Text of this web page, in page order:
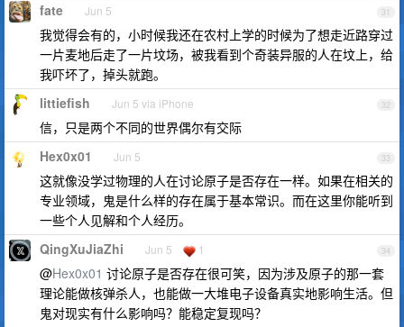
31
fate Jun 5
我觉得会有的，小时候我还在农村上学的时候为了想走近路穿过
一片麦地后走了一片坟场，被我看到个奇装异服的人在坟上，给
我吓坏了，掉头就跑。
32
littiefish Jun 5 via iPhone
信，只是两个不同的世界偶尔有交际
33
Hex0x01 Jun 5
这就像没学过物理的人在讨论原子是否存在一样。如果在相关的
专业领域，鬼是什么样的存在属于基本常识。而在这里你能听到
一些个人见解和个人经历。
34
QingXuJiaZhi Jun 5 1
@Hex0x01 讨论原子是否存在很可笑，因为涉及原子的那一套
理论能做核弹杀人，也能做一大堆电子设备真实地影响生活。但
鬼对现实有什么影响吗？能稳定复现吗？